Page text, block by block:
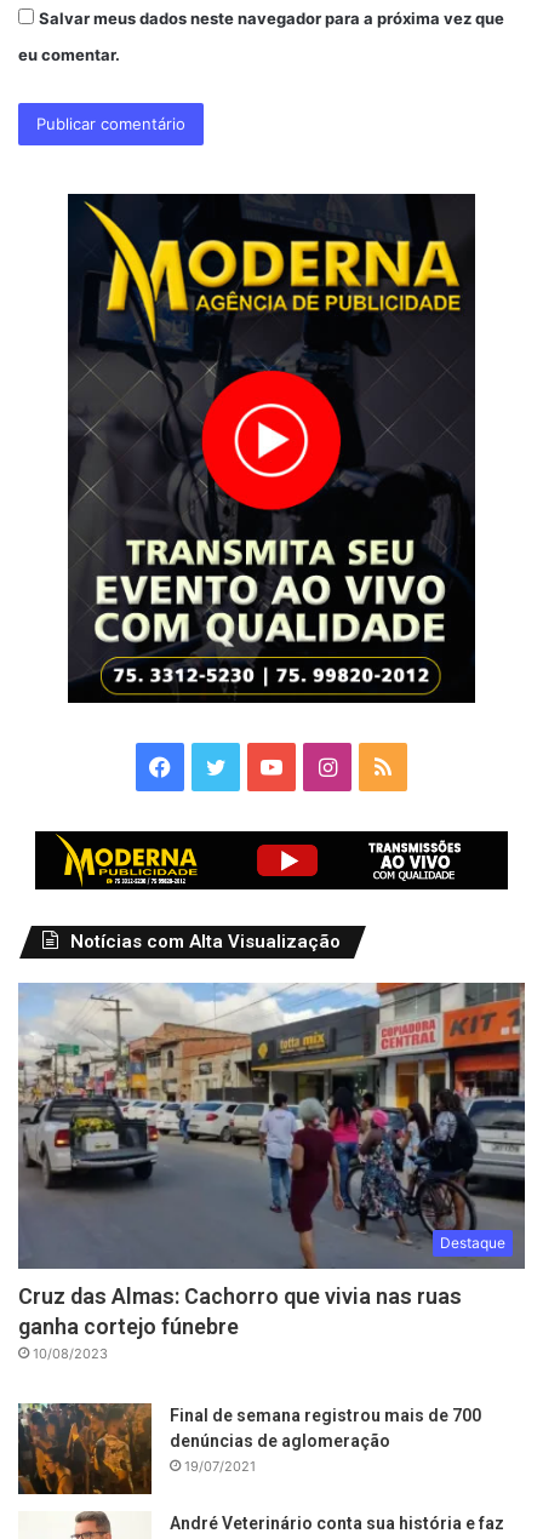
Salvar meus dados neste navegador para a próxima vez que
eu comentar.
Facebook
TwitterYouTubeInstagram
RSS
Notícias com Alta Visualização
Destaque
Cruz das Almas: Cachorro que vivia nas ruas
ganha cortejo fúnebre
10/08/2023
Final de semana registrou mais de 700
denúncias de aglomeração
19/07/2021
André Veterinário conta sua história e faz